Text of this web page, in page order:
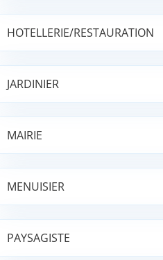
HOTELLERIE/RESTAURATION
JARDINIER
MAIRIE
MENUISIER
PAYSAGISTE